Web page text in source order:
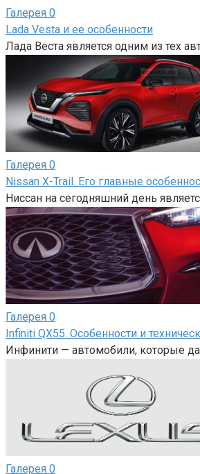
Галерея 0
Lada Vesta и ее особенности
Лада Веста является одним из тех
Галерея 0
Nissan X-Trail. Его главные
Ниссан на сегодняшний день
Галерея 0
Infiniti QX55. Особенности и
Инфинити — автомобили, которые
Галерея 0